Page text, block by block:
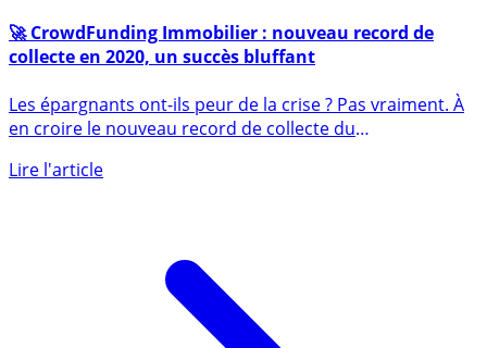
🚀 CrowdFunding Immobilier : nouveau record de
collecte en 2020, un succès bluffant
Les épargnants ont-ils peur de la crise ? Pas vraiment. À
en croire le nouveau record de collecte du
Lire l'article